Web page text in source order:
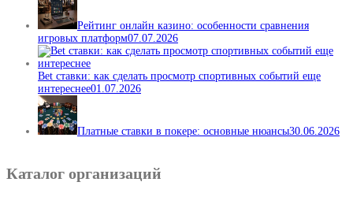
Рейтинг онлайн казино: особенности сравнения
игровых платформ07.07.2026
Bet ставки: как сделать просмотр спортивных событий еще
интереснее01.07.2026
Платные ставки в покере: основные нюансы30.06.2026
Каталог организаций